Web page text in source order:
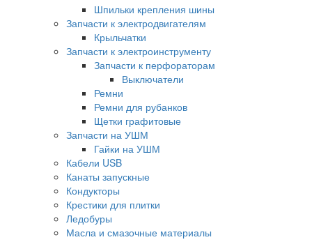
Шпильки крепления шины
Запчасти к электродвигателям
Крыльчатки
Запчасти к электроинструменту
Запчасти к перфораторам
Выключатели
Ремни
Ремни для рубанков
Щетки графитовые
Запчасти на УШМ
Гайки на УШМ
Кабели USB
Канаты запускные
Кондукторы
Крестики для плитки
Ледобуры
Масла и смазочные материалы